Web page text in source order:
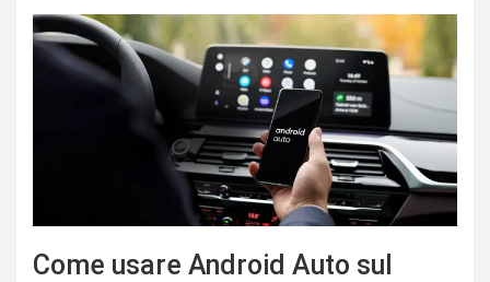
Come usare Android Auto sul